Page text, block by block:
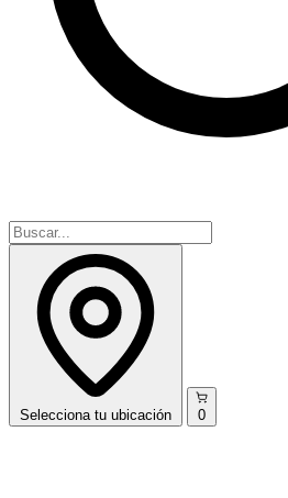
Selecciona tu ubicación 0